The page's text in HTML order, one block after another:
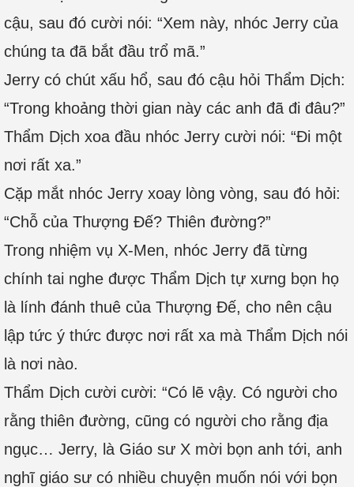
cậu, sau đó cười nói: “Xem này, nhóc Jerry của
chúng ta đã bắt đầu trổ mã.”
Jerry có chút xấu hổ, sau đó cậu hỏi Thẩm Dịch:
“Trong khoảng thời gian này các anh đã đi đâu?”
Thẩm Dịch xoa đầu nhóc Jerry cười nói: “Đi một
nơi rất xa.”
Cặp mắt nhóc Jerry xoay lòng vòng, sau đó hỏi:
“Chỗ của Thượng Đế? Thiên đường?”
Trong nhiệm vụ X-Men, nhóc Jerry đã từng
chính tai nghe được Thẩm Dịch tự xưng bọn họ
là lính đánh thuê của Thượng Đế, cho nên cậu
lập tức ý thức được nơi rất xa mà Thẩm Dịch nói
là nơi nào.
Thẩm Dịch cười cười: “Có lẽ vậy. Có người cho
rằng thiên đường, cũng có người cho rằng địa
ngục… Jerry, là Giáo sư X mời bọn anh tới, anh
nghĩ giáo sư có nhiều chuyện muốn nói với bọn